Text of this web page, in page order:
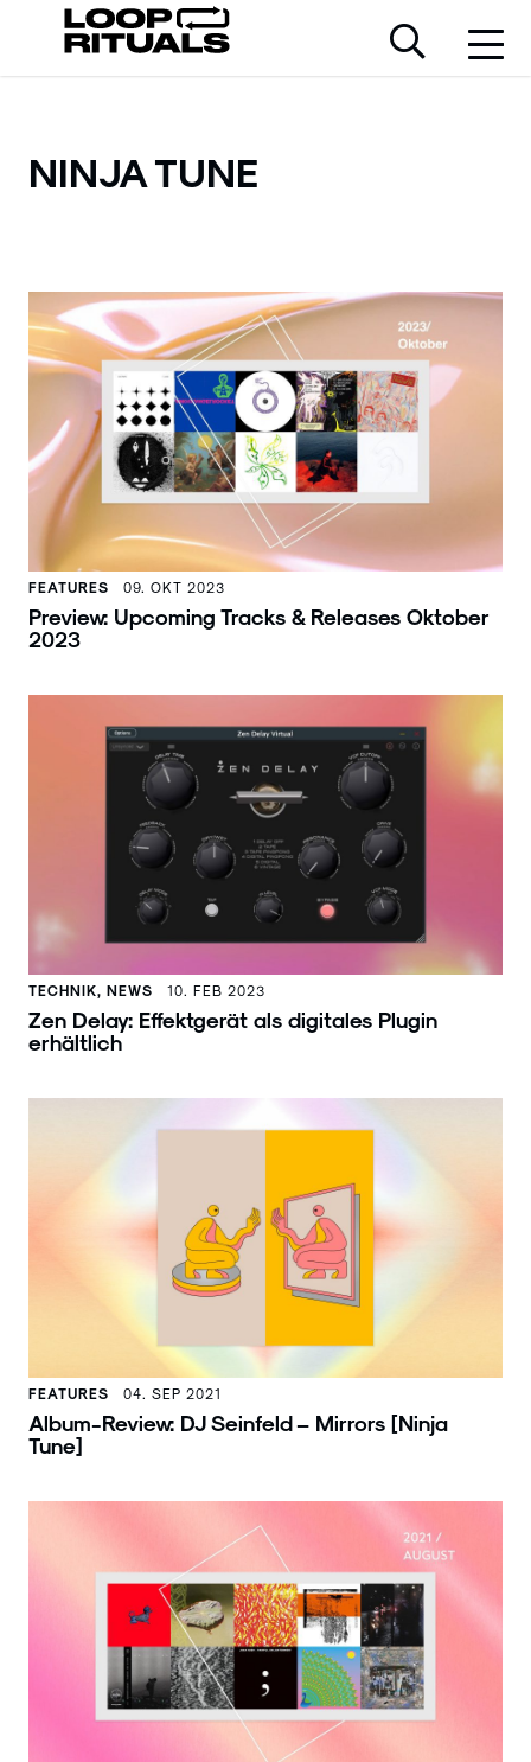
NINJA TUNE
FEATURES 09. OKT 2023
Preview: Upcoming Tracks & Releases Oktober
2023
TECHNIK, NEWS 10. FEB 2023
Zen Delay: Effektgerät als digitales Plugin
erhältlich
FEATURES 04. SEP 2021
Album-Review: DJ Seinfeld – Mirrors [Ninja
Tune]